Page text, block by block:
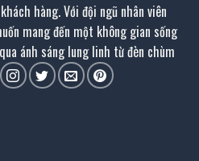
hàng. Với đội ngũ nhân viên
mang đến một không gian sống
ánh sáng lung linh từ đèn chùm